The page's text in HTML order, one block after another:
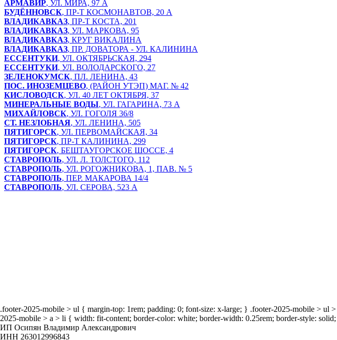
АРМАВИР, УЛ. МИРА, 97 А
БУДЁННОВСК, ПР-Т КОСМОНАВТОВ, 20 А
ВЛАДИКАВКАЗ, ПР-Т КОСТА, 201
ВЛАДИКАВКАЗ, УЛ. МАРКОВА, 95
ВЛАДИКАВКАЗ, КРУГ ВИКАЛИНА
ВЛАДИКАВКАЗ, ПР. ДОВАТОРА - УЛ. КАЛИНИНА
ЕССЕНТУКИ, УЛ. ОКТЯБРЬСКАЯ, 294
ЕССЕНТУКИ, УЛ. ВОЛОДАРСКОГО, 27
ЗЕЛЕНОКУМСК, ПЛ. ЛЕНИНА, 43
ПОС. ИНОЗЕМЦЕВО, (РАЙОН УТЭП) МАГ. № 42
КИСЛОВОДСК, УЛ. 40 ЛЕТ ОКТЯБРЯ, 37
МИНЕРАЛЬНЫЕ ВОДЫ, УЛ. ГАГАРИНА, 73 А
МИХАЙЛОВСК, УЛ. ГОГОЛЯ 36/8
СТ. НЕЗЛОБНАЯ, УЛ. ЛЕНИНА, 505
ПЯТИГОРСК, УЛ. ПЕРВОМАЙСКАЯ, 34
ПЯТИГОРСК, ПР-Т КАЛИНИНА, 299
ПЯТИГОРСК, БЕШТАУГОРСКОЕ ШОССЕ, 4
СТАВРОПОЛЬ, УЛ. Л. ТОЛСТОГО, 112
СТАВРОПОЛЬ, УЛ. РОГОЖНИКОВА, 1, ПАВ. № 5
СТАВРОПОЛЬ, ПЕР. МАКАРОВА 14/4
СТАВРОПОЛЬ, УЛ. СЕРОВА, 523 А
.footer-2025-mobile > ul { margin-top: 1rem; padding: 0; font-size: x-large; } .footer-2025-mobile >
2025-mobile > a > li { width: fit-content; border-color: white; border-width: 0.25rem; border-style:
ИП Осипян Владимир Александрович
ИНН 263012996843